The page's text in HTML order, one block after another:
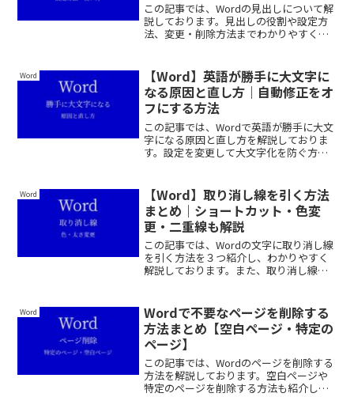
この記事では、Wordの見出しについて解
説しております。見出しの役割や設定方
法、変更・削除方法までわかりやすく解
Word
【Word】英語が勝手に大文字に
なる原因と直し方｜自動修正をオ
フにする方法
この記事では、Wordで英語が勝手に大文
字になる原因と直し方を解説しておりま
す。設定を変更して大文字化を防ぐ方法
さい。
Word
【Word】取り消し線を引く方法
まとめ｜ショートカット・色変
更・二重線も解説
この記事では、Wordの文字に取り消し線
を引く方法を３つ紹介し、わかりやすく
解説しております。また、取り消し線の
ださい。
Word
Wordで不要なページを削除する
方法まとめ【空白ページ・特定の
ページ】
この記事では、Wordのページを削除する
方法を解説しております。空白ページや
特定のページを削除する方法も紹介して